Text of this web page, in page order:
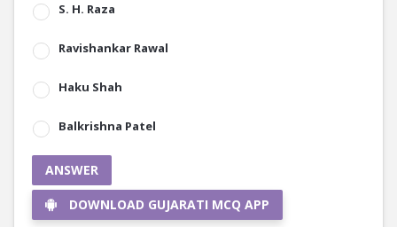
S. H. Raza
Ravishankar Rawal
Haku Shah
Balkrishna Patel
ANSWER
DOWNLOAD GUJARATI MCQ APP